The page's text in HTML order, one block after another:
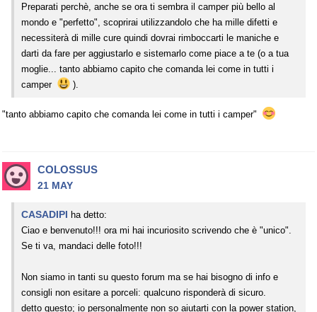
Preparati perchè, anche se ora ti sembra il camper più bello al
mondo e "perfetto", scoprirai utilizzandolo che ha mille difetti e
necessiterà di mille cure quindi dovrai rimboccarti le maniche e
darti da fare per aggiustarlo e sistemarlo come piace a te (o a tua
moglie... tanto abbiamo capito che comanda lei come in tutti i
camper
).
"tanto abbiamo capito che comanda lei come in tutti i camper"
COLOSSUS
21 MAY
CASADIPI ha detto:
Ciao e benvenuto!!! ora mi hai incuriosito scrivendo che è "unico".
Se ti va, mandaci delle foto!!!
Non siamo in tanti su questo forum ma se hai bisogno di info e
consigli non esitare a porceli: qualcuno risponderà di sicuro.
detto questo; io personalmente non so aiutarti con la power station,